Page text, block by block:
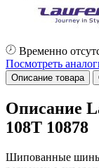
Временно
Посмотреть
Описание товара
Описание
108T 10878
Шипованные шины